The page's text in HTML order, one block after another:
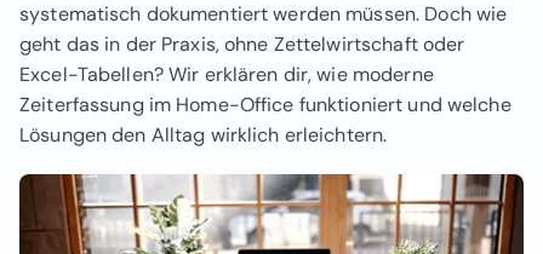
systematisch dokumentiert werden müssen. Doch wie
geht das in der Praxis, ohne Zettelwirtschaft oder
Excel-Tabellen? Wir erklären dir, wie moderne
Zeiterfassung im Home-Office funktioniert und welche
Lösungen den Alltag wirklich erleichtern.